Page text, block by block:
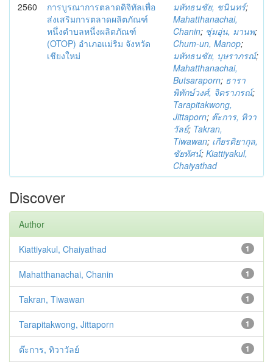
2560
การบูรณาการตลาดดิจิทัลเพื่อ
ส่งเสริมการตลาดผลิตภัณฑ์
หนึ่งตำบลหนึ่งผลิตภัณฑ์
(OTOP) อำเภอแม่ริม จังหวัด
เชียงใหม่
มหัทธนชัย, ชนินทร์;
Mahatthanachai,
Chanin; ชุ่มอุ่น, มานพ;
Chum-un, Manop;
มหัทธนชัย, บุษราภรณ์;
Mahatthanachai,
Butsaraporn; ธารา
พิทักษ์วงศ์, จิตราภรณ์;
Tarapitakwong,
Jittaporn; ต๊ะการ, ทิวา
วัลย์; Takran,
Tiwawan; เกียรติยากุล,
ชัยทัศน์; Kiattiyakul,
Chaiyathad
Discover
Author
1
Kiattiyakul, Chaiyathad
1
Mahatthanachai, Chanin
1
Takran, Tiwawan
1
Tarapitakwong, Jittaporn
1
ต๊ะการ, ทิวาวัลย์